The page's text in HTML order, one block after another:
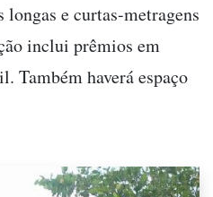
e curtas-metragens
inclui prêmios em
Também haverá espaço